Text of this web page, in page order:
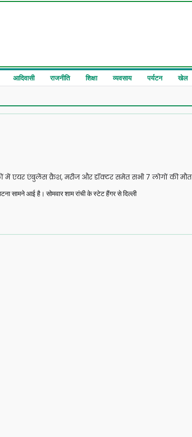
आदिवासी राजनीति शिक्षा व्यवसाय पर्यटन खेल
में एयर एंबुलेंस क्रैश, मरीज और डॉक्टर समेत सभी 7 लोगों की मौत
सामने आई है। सोमवार शाम रांची के स्टेट हैंगर से दिल्ली